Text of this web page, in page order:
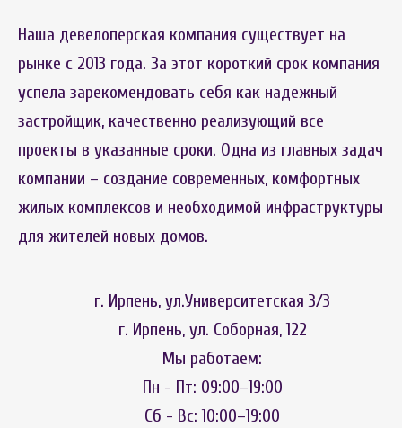
Наша девелоперская компания существует на
рынке с 2013 года. За этот короткий срок компания
успела зарекомендовать себя как надежный
застройщик, качественно реализующий все
проекты в указанные сроки. Одна из главных задач
компании – создание современных, комфортных
жилых комплексов и необходимой инфраструктуры
для жителей новых домов.
г. Ирпень, ул.Университетская 3/3
г. Ирпень, ул. Соборная, 122
Мы работаем:
Пн - Пт: 09:00–19:00
Сб - Вс: 10:00–19:00